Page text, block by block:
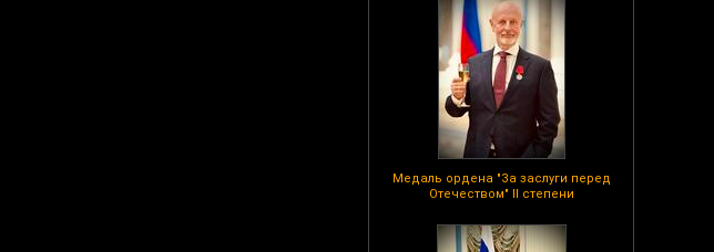
Медаль ордена "За заслуги перед
Отечеством" II степени